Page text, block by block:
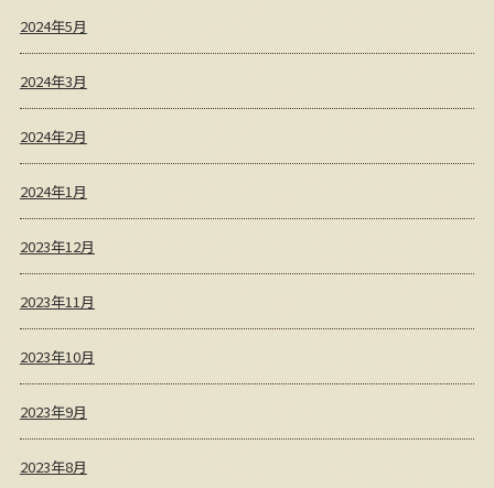
2024年5月
2024年3月
2024年2月
2024年1月
2023年12月
2023年11月
2023年10月
2023年9月
2023年8月